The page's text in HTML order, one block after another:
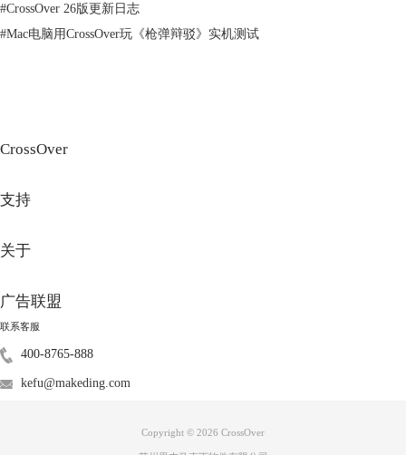
Steam，并且支持下载安装很多Windows游戏，相比于双系统，无需重
启、无需复杂的安装流程。
CrossOver是应用兼容工具，而非系统虚拟化方案，因此不存在“实现双系
统”的功能属性。其价值在于降低跨平台应用运行的资源开销与操作复杂
度，而非替代双系统或虚拟机的完整系统运行能力。因此在兼容性表现方
面，比不上虚拟机和双系统，但该软件已经支持大量游戏，大家可以前往
CrossOver中文网站免费下载体验。
#CrossOver 26版更新日志
#Mac电脑用CrossOver玩《枪弹辩驳》实机测试
CrossOver
支持
关于
广告联盟
联系客服
400-8765-888
kefu@makeding.com
Copyright © 2026 CrossOver